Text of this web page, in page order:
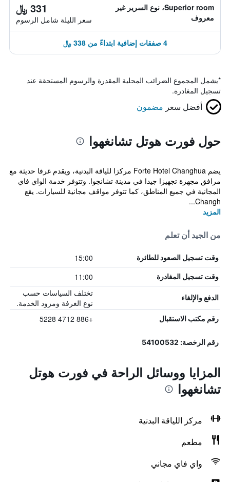
Superior room، نوع السرير غير
معروف
331 ﷼
سعر الليلة شامل الرسوم
4 صفقات إضافية ابتداءً من 338 ﷼
*يشمل المجموع الضرائب المحلية المقدرة والرسوم المستحقة عند
تسجيل المغادرة.
أفضل سعر مضمون
حول فورت هوتل تشانغهوا
يضم Forte Hotel Changhua مركزا للياقة البدنية، ويقدم غرفا حديثة مع
مرافق مجهزة تجهيزا جيدا في مدينة تشانجوا. وتتوفر خدمة الواي فاي
المجانية في جميع المناطق، كما تتوفر مواقف مجانية للسيارات. يقع
Changh...
المزيد
من الجيد أن تعلم
وقت تسجيل الصعود للطائرة 15:00
وقت تسجيل المغادرة 11:00
الدفع والإلغاء
تختلف السياسات حسب
نوع الغرفة ومزود الخدمة.
رقم مكتب الاستقبال +886 4712 5228
رقم الرخصة: 54100532
المزايا ووسائل الراحة في فورت هوتل
تشانغهوا
مركز اللياقة البدنية
مطعم
واي فاي مجاني